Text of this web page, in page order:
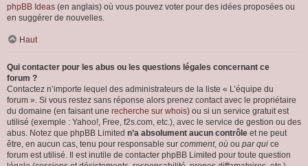
phpBB Ideas (en anglais) où vous pouvez voter pour des idées proposées ou
en suggérer de nouvelles.
Haut
Qui contacter pour les abus ou les questions légales concernant ce
forum ?
Contactez n’importe lequel des administrateurs de la liste « L’équipe du
forum ». Si vous restez sans réponse alors prenez contact avec le propriétaire
du domaine (en faisant une recherche sur whois) ou si un service gratuit est
utilisé (exemple : Yahoo!, Free, f2s.com, etc.), avec le service de gestion ou des
abus. Notez que phpBB Limited n’a absolument aucun contrôle et ne peut
être, en aucun cas, tenu pour responsable sur comment, où ou par qui ce
forum est utilisé. Il est inutile de contacter phpBB Limited pour toute question